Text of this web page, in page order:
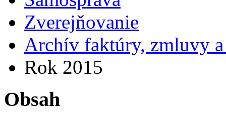
Zverejňovanie
Archív faktúry, zmluvy
Rok 2015
Obsah